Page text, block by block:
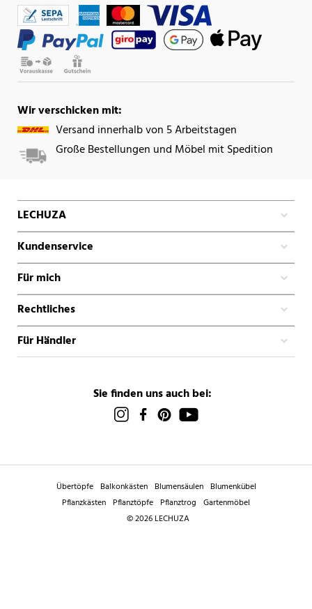
Wir verschicken mit:
Versand innerhalb von 5 Arbeitstagen
Große Bestellungen und Möbel mit Spedition
LECHUZA
Kundenservice
Für mich
Rechtliches
Für Händler
Sie finden uns auch bei:
Übertöpfe Balkonkästen Blumensäulen Blumenkübel
Pflanzkästen Pflanztöpfe Pflanztrog Gartenmöbel
© 2026 LECHUZA